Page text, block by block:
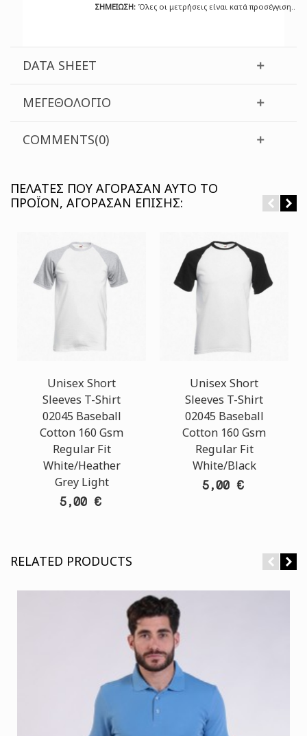
ΣΗΜΕΙΩΣΗ: Όλες οι μετρήσεις είναι κατά προσέγγιση..
DATA SHEET
ΜΕΓΕΘΟΛΌΓΙΟ
COMMENTS(0)
ΠΕΛΆΤΕΣ ΠΟΥ ΑΓΌΡΑΣΑΝ ΑΥΤΌ ΤΟ
ΠΡΟΪΌΝ, ΑΓΌΡΑΣΑΝ ΕΠΊΣΗΣ:
Unisex Short
Sleeves T-Shirt
02045 Baseball
Cotton 160 Gsm
Regular Fit
White/Heather
Grey Light
5,00 €
Unisex Short
Sleeves T-Shirt
02045 Baseball
Cotton 160 Gsm
Regular Fit
White/Black
5,00 €
RELATED PRODUCTS